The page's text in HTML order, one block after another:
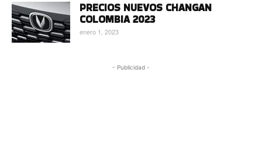
PRECIOS NUEVOS CHANGAN
COLOMBIA 2023
enero 1, 2023
- Publicidad -